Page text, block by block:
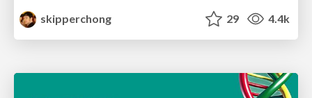
skipperchong
29 4.4k